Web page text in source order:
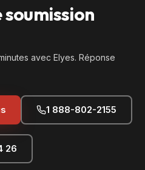
avec Elyes. Réponse
1 888-802-2155
26